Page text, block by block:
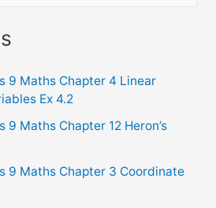
9 Maths Chapter 4 Linear
Ex 4.2
9 Maths Chapter 12 Heron’s
9 Maths Chapter 3 Coordinate